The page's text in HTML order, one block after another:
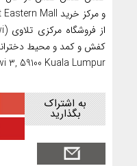
کفش و کمد و محیط
3, 59100 Kuala Lumpur
به اشتراک
بگذارید